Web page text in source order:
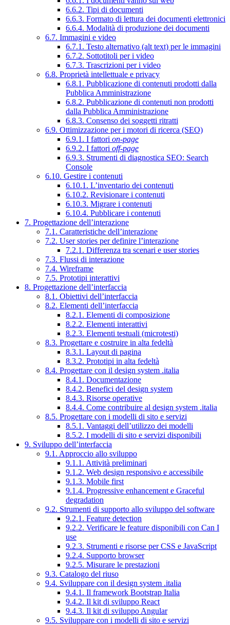
6.6.2. Tipi di documenti
6.6.3. Formato di lettura dei documenti elettronici
6.6.4. Modalità di produzione dei documenti
6.7. Immagini e video
6.7.1. Testo alternativo (alt text) per le immagini
6.7.2. Sottotitoli per i video
6.7.3. Trascrizioni per i video
6.8. Proprietà intellettuale e privacy
6.8.1. Pubblicazione di contenuti prodotti dalla
Pubblica Amministrazione
6.8.2. Pubblicazione di contenuti non prodotti
dalla Pubblica Amministrazione
6.8.3. Consenso dei soggetti ritratti
6.9. Ottimizzazione per i motori di ricerca (SEO)
6.9.1. I fattori on-page
6.9.2. I fattori off-page
6.9.3. Strumenti di diagnostica SEO: Search
Console
6.10. Gestire i contenuti
6.10.1. L’inventario dei contenuti
6.10.2. Revisionare i contenuti
6.10.3. Migrare i contenuti
6.10.4. Pubblicare i contenuti
7. Progettazione dell’interazione
7.1. Caratteristiche dell’interazione
7.2. User stories per definire l’interazione
7.2.1. Differenza tra scenari e user stories
7.3. Flussi di interazione
7.4. Wireframe
7.5. Prototipi interattivi
8. Progettazione dell’interfaccia
8.1. Obiettivi dell’interfaccia
8.2. Elementi dell’interfaccia
8.2.1. Elementi di composizione
8.2.2. Elementi interattivi
8.2.3. Elementi testuali (microtesti)
8.3. Progettare e costruire in alta fedeltà
8.3.1. Layout di pagina
8.3.2. Prototipi in alta fedeltà
8.4. Progettare con il design system .italia
8.4.1. Documentazione
8.4.2. Benefici del design system
8.4.3. Risorse operative
8.4.4. Come contribuire al design system .italia
8.5. Progettare con i modelli di sito e servizi
8.5.1. Vantaggi dell’utilizzo dei modelli
8.5.2. I modelli di sito e servizi disponibili
9. Sviluppo dell’interfaccia
9.1. Approccio allo sviluppo
9.1.1. Attività preliminari
9.1.2. Web design responsivo e accessibile
9.1.3. Mobile first
9.1.4. Progressive enhancement e Graceful
degradation
9.2. Strumenti di supporto allo sviluppo del software
9.2.1. Feature detection
9.2.2. Verificare le feature disponibili con Can I
use
9.2.3. Strumenti e risorse per CSS e JavaScript
9.2.4. Supporto browser
9.2.5. Misurare le prestazioni
9.3. Catalogo del riuso
9.4. Sviluppare con il design system .italia
9.4.1. Il framework Bootstrap Italia
9.4.2. Il kit di sviluppo React
9.4.3. Il kit di sviluppo Angular
9.5. Sviluppare con i modelli di sito e servizi